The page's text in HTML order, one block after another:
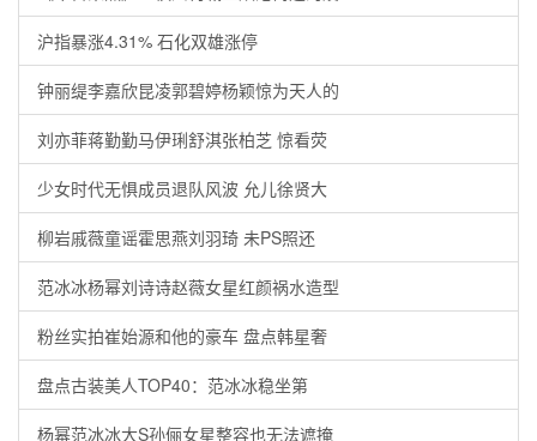
沪指暴涨4.31% 石化双雄涨停
钟丽缇李嘉欣昆凌郭碧婷杨颖惊为天人的
刘亦菲蒋勤勤马伊琍舒淇张柏芝 惊看荧
少女时代无惧成员退队风波 允儿徐贤大
柳岩戚薇童谣霍思燕刘羽琦 未PS照还
范冰冰杨幂刘诗诗赵薇女星红颜祸水造型
粉丝实拍崔始源和他的豪车 盘点韩星奢
盘点古装美人TOP40：范冰冰稳坐第
杨幂范冰冰大S孙俪女星整容也无法遮掩